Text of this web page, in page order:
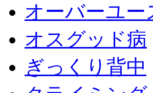
オーバーユー
オスグッド病
ぎっくり背中